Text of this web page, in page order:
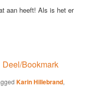
aan heeft! Als is het er
WhatsApp
Deel/Bookmark
Karin Hillebrand,